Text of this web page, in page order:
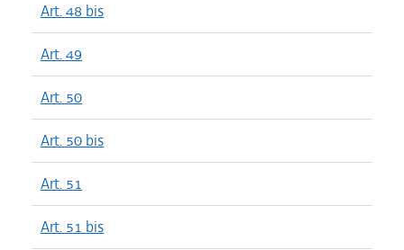
Art. 48 bis
Art. 49
Art. 50
Art. 50 bis
Art. 51
Art. 51 bis